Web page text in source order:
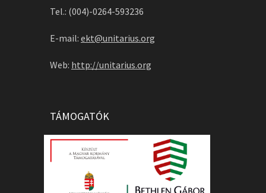
Tel.: (004)-0264-593236
E-mail: ekt@unitarius.org
Web: http://unitarius.org
TÁMOGATÓK